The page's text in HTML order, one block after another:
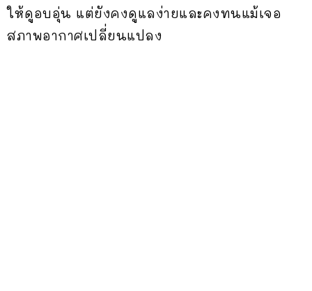
ให้ดูอบอุ่น แต่ยังคงดูแลง่ายและคงทนแม้เจอ
สภาพอากาศเปลี่ยนแปลง